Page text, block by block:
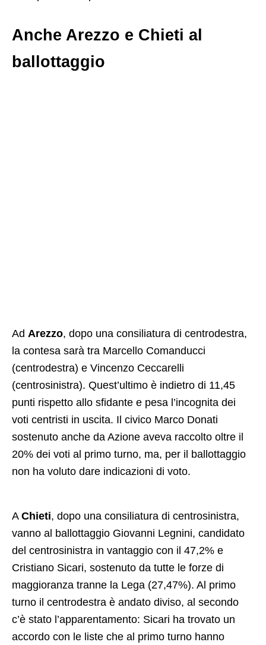
Anche Arezzo e Chieti al
ballottaggio
Ad Arezzo, dopo una consiliatura di centrodestra,
la contesa sarà tra Marcello Comanducci
(centrodestra) e Vincenzo Ceccarelli
(centrosinistra). Quest’ultimo è indietro di 11,45
punti rispetto allo sfidante e pesa l’incognita dei
voti centristi in uscita. Il civico Marco Donati
sostenuto anche da Azione aveva raccolto oltre il
20% dei voti al primo turno, ma, per il ballottaggio
non ha voluto dare indicazioni di voto.
A Chieti, dopo una consiliatura di centrosinistra,
vanno al ballottaggio Giovanni Legnini, candidato
del centrosinistra in vantaggio con il 47,2% e
Cristiano Sicari, sostenuto da tutte le forze di
maggioranza tranne la Lega (27,47%). Al primo
turno il centrodestra è andato diviso, al secondo
c’è stato l’apparentamento: Sicari ha trovato un
accordo con le liste che al primo turno hanno